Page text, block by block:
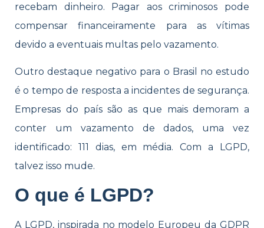
recebam dinheiro. Pagar aos criminosos pode
compensar financeiramente para as vítimas
devido a eventuais multas pelo vazamento.
Outro destaque negativo para o Brasil no estudo
é o tempo de resposta a incidentes de segurança.
Empresas do país são as que mais demoram a
conter um vazamento de dados, uma vez
identificado: 111 dias, em média. Com a LGPD,
talvez isso mude.
O que é LGPD?
A LGPD, inspirada no modelo Europeu da GDPR